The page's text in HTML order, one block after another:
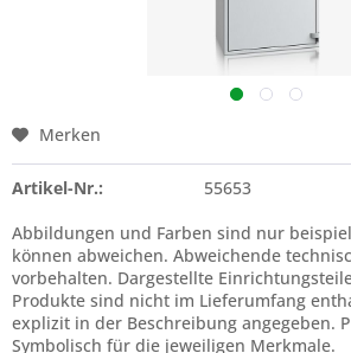
Merken
Artikel-Nr.:
55653
Abbildungen und Farben sind nur
können abweichen. Abweichende
vorbehalten. Dargestellte
Produkte sind nicht im Lieferumfang
explizit in der Beschreibung angegeben.
Symbolisch für die jeweiligen Merkmale.